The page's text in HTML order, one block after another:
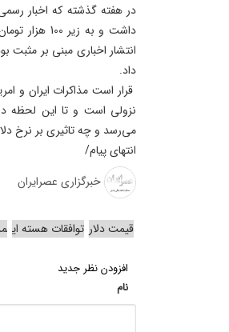
در هفته گذشته که اخبار رسمی
داشت و به
داد.
قرار است مذاکرات ایران و
می‌رسد و چه تاثیری بر نرخ
انتهای پیام/
خبرگزاری عصرایران
قیمت دلار توافقات هسته ای
افزودن نظر جدید
نام